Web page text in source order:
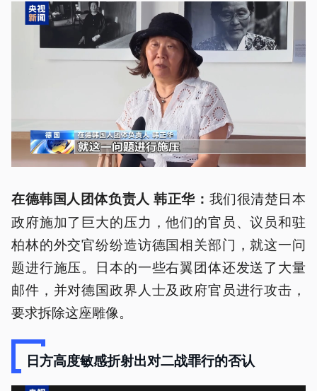
在德韩国人团体负责人 韩正华： 我们很清楚日本
政府施加了巨大的压力，他们的官员、议员和驻
柏林的外交官纷纷造访德国相关部门，就这一问
题进行施压。日本的一些右翼团体还发送了大量
邮件，并对德国政界人士及政府官员进行攻击，
要求拆除这座雕像。
日方高度敏感折射出对二战罪行的否认